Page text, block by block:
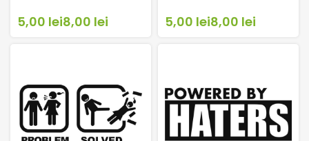
rezervor
lei lei
lei
lei